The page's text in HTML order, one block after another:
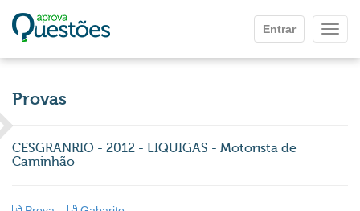
Entrar
Provas
CESGRANRIO - 2012 - LIQUIGAS - Motorista de
Caminhão